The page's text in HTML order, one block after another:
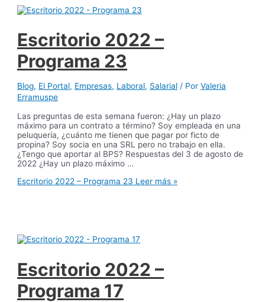
Escritorio 2022 –
Programa 23
Blog, El Portal, Empresas, Laboral, Salarial / PorValeria
Erramuspe
Las preguntas de esta semana fueron: ¿Hay un plazo
máximo para un contrato a término? Soy empleada en una
peluquería, ¿cuánto me tienen que pagar por ficto de
propina? Soy socia en una SRL pero no trabajo en ella.
¿Tengo que aportar al BPS? Respuestas del 3 de agosto de
2022 ¿Hay un plazo máximo …
Escritorio 2022 – Programa 23 Leer más »
Escritorio 2022 –
Programa 17